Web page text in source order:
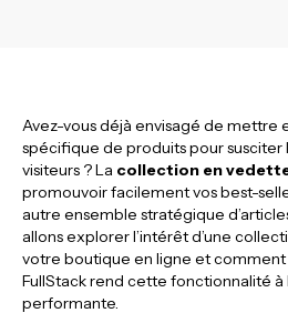
Avez-vous déjà envisagé de mettre
spécifique de produits pour susciter
visiteurs ? La collection en
promouvoir facilement vos best-
autre ensemble stratégique
allons explorer l’intérêt d’une
votre boutique en ligne et
FullStack rend cette fonctionnalité à
performante.